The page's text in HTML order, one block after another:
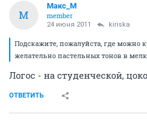
М
Макс_М
member
24 июня 2011 kiriska
Подскажите, пожалуйста, где можно
желательно пастельных тонов в
Логос - на студенческой,
ОТВЕТИТЬ